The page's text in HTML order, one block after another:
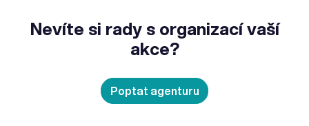
Nevíte si rady s organizací vaší
akce?
Poptat agenturu